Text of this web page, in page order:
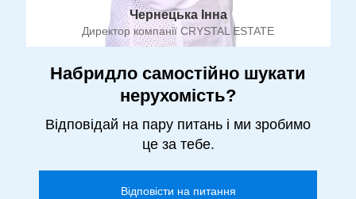
Чернецька Інна
Директор компанії CRYSTAL ESTATE
Набридло самостійно шукати
нерухомість?
Відповідай на пару питань і ми зробимо
це за тебе.
Відповісти на питання